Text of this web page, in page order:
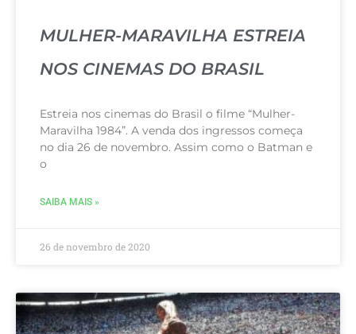
MULHER-MARAVILHA ESTREIA
NOS CINEMAS DO BRASIL
Estreia nos cinemas do Brasil o filme “Mulher-
Maravilha 1984”. A venda dos ingressos começa
no dia 26 de novembro. Assim como o Batman e
o
SAIBA MAIS »
26 de novembro de 2020